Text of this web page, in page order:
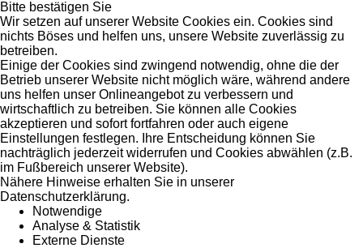
Bitte bestätigen Sie
Wir setzen auf unserer Website Cookies ein. Cookies sind
nichts Böses und helfen uns, unsere Website zuverlässig zu
betreiben.
Einige der Cookies sind zwingend notwendig, ohne die der
Betrieb unserer Website nicht möglich wäre, während andere
uns helfen unser Onlineangebot zu verbessern und
wirtschaftlich zu betreiben. Sie können alle Cookies
akzeptieren und sofort fortfahren oder auch eigene
Einstellungen festlegen. Ihre Entscheidung können Sie
nachträglich jederzeit widerrufen und Cookies abwählen (z.B.
im Fußbereich unserer Website).
Nähere Hinweise erhalten Sie in unserer
Datenschutzerklärung.
Notwendige
Analyse & Statistik
Externe Dienste